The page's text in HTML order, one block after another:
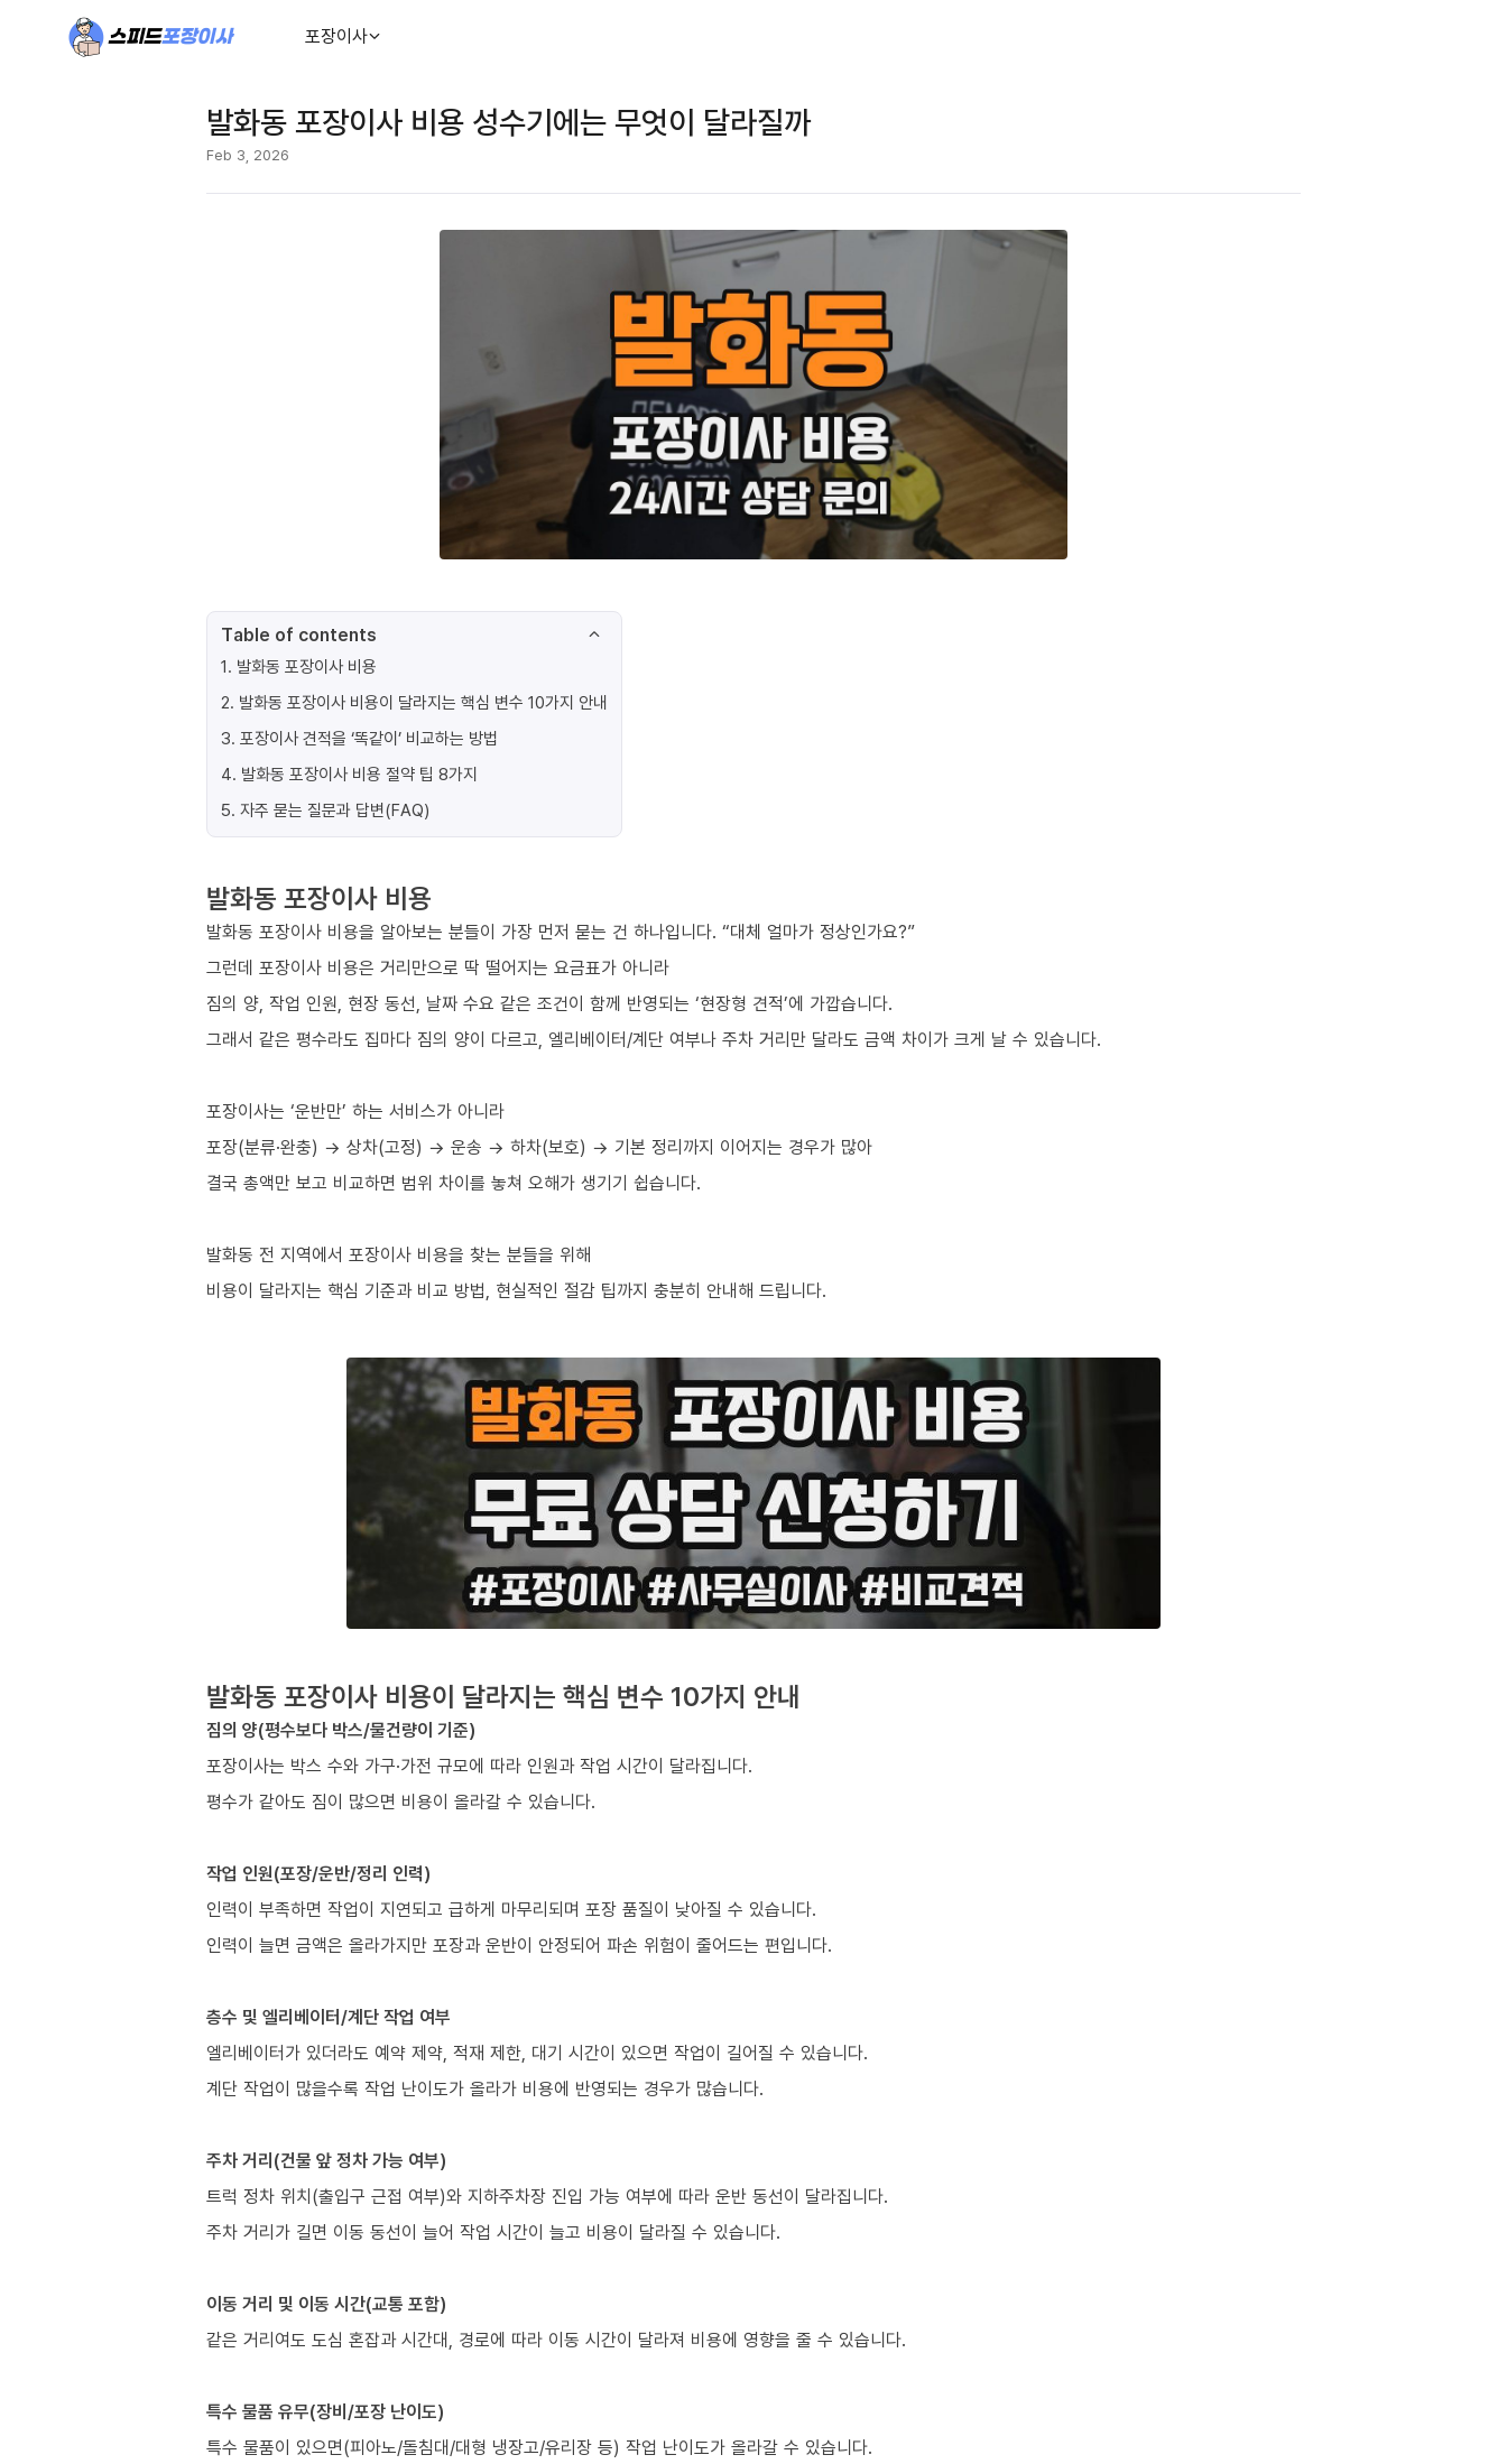
포장이사
발화동 포장이사 비용 성수기에는 무엇이 달라질까
Feb 3, 2026
Table of contents
1. 발화동 포장이사 비용
2. 발화동 포장이사 비용이 달라지는 핵심 변수 10가지 안내
3. 포장이사 견적을 ‘똑같이’ 비교하는 방법
4. 발화동 포장이사 비용 절약 팁 8가지
5. 자주 묻는 질문과 답변(FAQ)
발화동 포장이사 비용
발화동 포장이사 비용을 알아보는 분들이 가장 먼저 묻는 건 하나입니다. “대체 얼마가 정상인가요?”
그런데 포장이사 비용은 거리만으로 딱 떨어지는 요금표가 아니라
짐의 양, 작업 인원, 현장 동선, 날짜 수요 같은 조건이 함께 반영되는 ‘현장형 견적’에 가깝습니다.
그래서 같은 평수라도 집마다 짐의 양이 다르고, 엘리베이터/계단 여부나 주차 거리만 달라도 금액 차이가 크게 날 수 있습니다.
포장이사는 ‘운반만’ 하는 서비스가 아니라
포장(분류·완충) → 상차(고정) → 운송 → 하차(보호) → 기본 정리까지 이어지는 경우가 많아
결국 총액만 보고 비교하면 범위 차이를 놓쳐 오해가 생기기 쉽습니다.
발화동 전 지역에서 포장이사 비용을 찾는 분들을 위해
비용이 달라지는 핵심 기준과 비교 방법, 현실적인 절감 팁까지 충분히 안내해 드립니다.
발화동 포장이사 비용이 달라지는 핵심 변수 10가지 안내
짐의 양(평수보다 박스/물건량이 기준)
포장이사는 박스 수와 가구·가전 규모에 따라 인원과 작업 시간이 달라집니다.
평수가 같아도 짐이 많으면 비용이 올라갈 수 있습니다.
작업 인원(포장/운반/정리 인력)
인력이 부족하면 작업이 지연되고 급하게 마무리되며 포장 품질이 낮아질 수 있습니다.
인력이 늘면 금액은 올라가지만 포장과 운반이 안정되어 파손 위험이 줄어드는 편입니다.
층수 및 엘리베이터/계단 작업 여부
엘리베이터가 있더라도 예약 제약, 적재 제한, 대기 시간이 있으면 작업이 길어질 수 있습니다.
계단 작업이 많을수록 작업 난이도가 올라가 비용에 반영되는 경우가 많습니다.
주차 거리(건물 앞 정차 가능 여부)
트럭 정차 위치(출입구 근접 여부)와 지하주차장 진입 가능 여부에 따라 운반 동선이 달라집니다.
주차 거리가 길면 이동 동선이 늘어 작업 시간이 늘고 비용이 달라질 수 있습니다.
이동 거리 및 이동 시간(교통 포함)
같은 거리여도 도심 혼잡과 시간대, 경로에 따라 이동 시간이 달라져 비용에 영향을 줄 수 있습니다.
특수 물품 유무(장비/포장 난이도)
특수 물품이 있으면(피아노/돌침대/대형 냉장고/유리장 등) 작업 난이도가 올라갈 수 있습니다.